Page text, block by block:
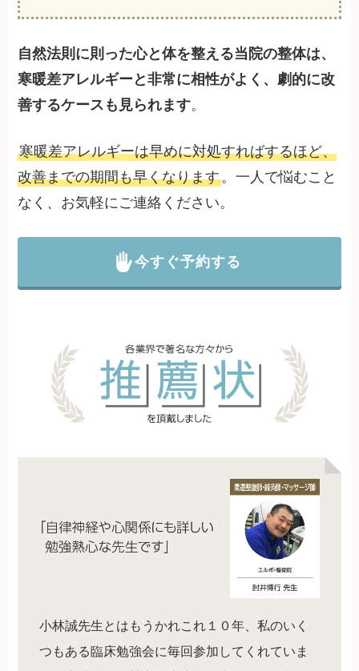
自然法則に則った心と体を整える当院の整体は、
寒暖差アレルギーと非常に相性がよく、劇的に改
善するケースも見られます。
寒暖差アレルギーは早めに対処すればするほど、
改善までの期間も早くなります。一人で悩むこと
なく、お気軽にご連絡ください。
今すぐ予約する
小林誠先生とはもうかれこれ１０年、私のいく
つもある臨床勉強会に毎回参加してくれていま